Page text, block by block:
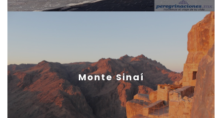
Monte Sinaí